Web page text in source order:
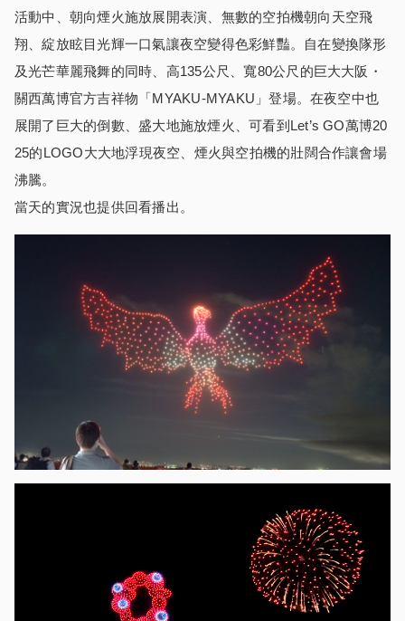
活動中、朝向煙火施放展開表演、無數的空拍機朝向天空飛
翔、綻放眩目光輝一口氣讓夜空變得色彩鮮豔。自在變換隊形
及光芒華麗飛舞的同時、高135公尺、寬80公尺的巨大大阪・
關西萬博官方吉祥物「MYAKU-MYAKU」登場。在夜空中也
展開了巨大的倒數、盛大地施放煙火、可看到Let’s GO萬博20
25的LOGO大大地浮現夜空、煙火與空拍機的壯闊合作讓會場
沸騰。
當天的實況也提供回看播出。